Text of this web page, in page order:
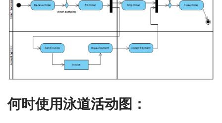
何时使用泳道活动图：